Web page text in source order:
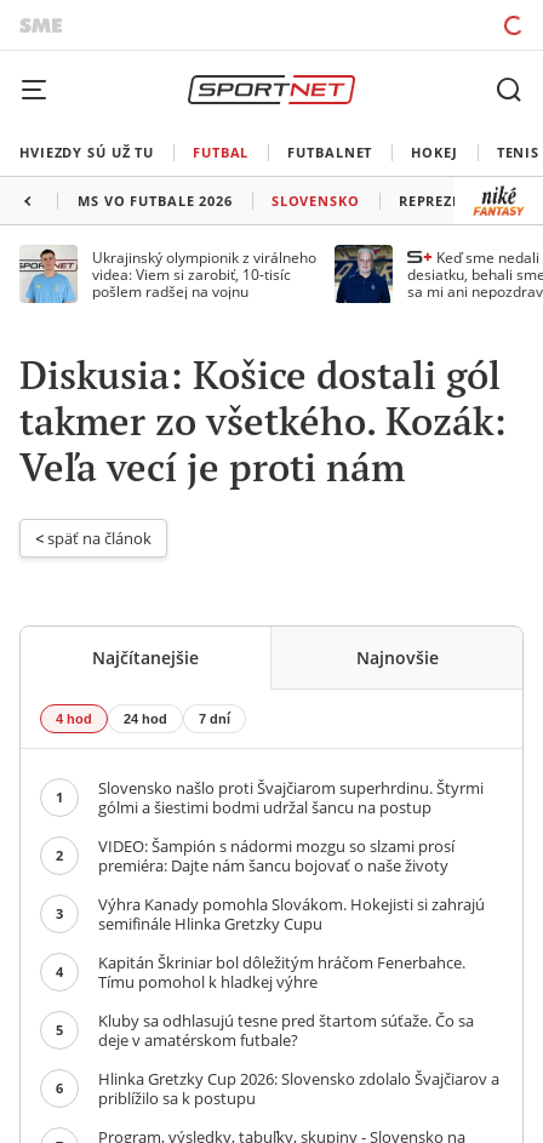
HVIEZDY SÚ UŽ TU FUTBAL FUTBALNET HOKEJ TENIS
MS VO FUTBALE 2026 SLOVENSKO REPREZENTÁCIE
Ukrajinský olympionik z virálneho
videa: Viem si zarobiť, 10-tisíc
pošlem radšej na vojnu
Keď sme
desiatku, behali
sa mi ani
Diskusia: Košice dostali gól
takmer zo všetkého. Kozák:
Veľa vecí je proti nám
< späť na článok
Najčítanejšie Najnovšie
4 hod 24 hod 7 dní
1
Slovensko našlo proti Švajčiarom superhrdinu. Štyrmi
gólmi a šiestimi bodmi udržal šancu na postup
2
VIDEO: Šampión s nádormi mozgu so slzami prosí
premiéra: Dajte nám šancu bojovať o naše životy
3
Výhra Kanady pomohla Slovákom. Hokejisti si zahrajú
semifinále Hlinka Gretzky Cupu
4
Kapitán Škriniar bol dôležitým hráčom Fenerbahce.
Tímu pomohol k hladkej výhre
5
Kluby sa odhlasujú tesne pred štartom súťaže. Čo sa
deje v amatérskom futbale?
6
Hlinka Gretzky Cup 2026: Slovensko zdolalo Švajčiarov a
priblížilo sa k postupu
Program, výsledky, tabuľky, skupiny - Slovensko na